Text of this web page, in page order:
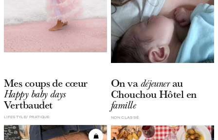
Mes coups de cœur
Happy baby days
Vertbaudet
LIFESTYLE PRATIQUE
On vadéjeunerau
Chouchou Hôtel en
famille
NON CLASSÉ